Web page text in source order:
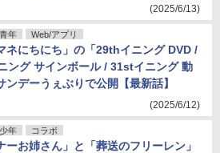
(2025/6/13)
青年 Web/アプリ
ネにちにち」の「29thイニング DVD /
ング サインボール / 31stイニング 動
ンデーうぇぶりで公開【最新話】
(2025/6/12)
少年 コラボ
ーお姉さん」と「葬送のフリーレン」